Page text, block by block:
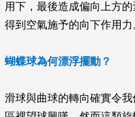
用下，最後造成偏向上方
得到空氣施予的向下作用力
蝴蝶球為何漂浮擺動？
滑球與曲球的轉向確實令